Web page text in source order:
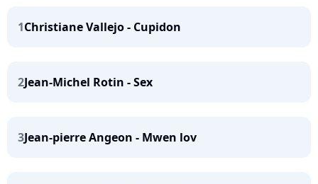
1Christiane Vallejo - Cupidon
2Jean-Michel Rotin - Sex
3Jean-pierre Angeon - Mwen lov